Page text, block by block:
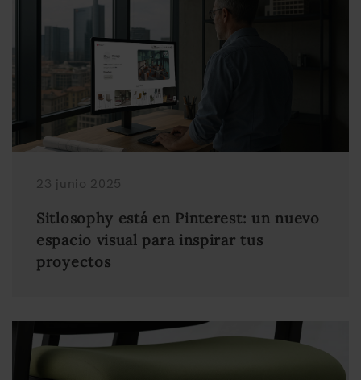
23 junio 2025
Sitlosophy está en Pinterest: un nuevo
espacio visual para inspirar tus
proyectos